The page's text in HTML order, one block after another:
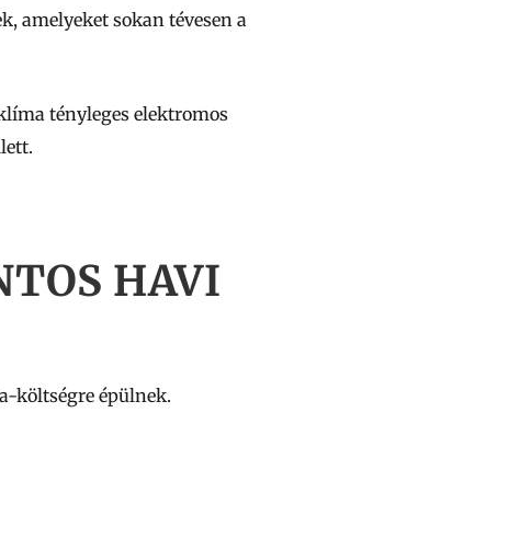
amelyeket sokan tévesen a
tényleges elektromos
HAVI
költségre épülnek.